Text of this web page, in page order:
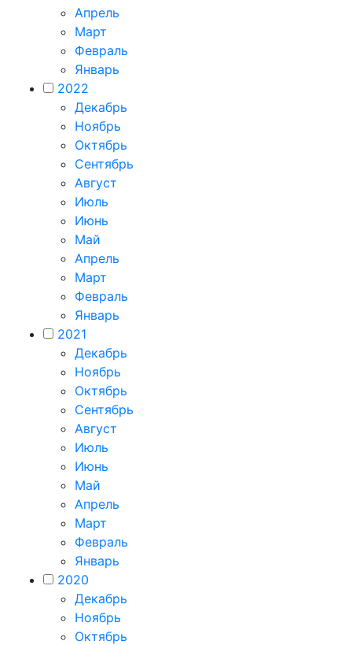
Апрель
Март
Февраль
Январь
2022
Декабрь
Ноябрь
Октябрь
Сентябрь
Август
Июль
Июнь
Май
Апрель
Март
Февраль
Январь
2021
Декабрь
Ноябрь
Октябрь
Сентябрь
Август
Июль
Июнь
Май
Апрель
Март
Февраль
Январь
2020
Декабрь
Ноябрь
Октябрь